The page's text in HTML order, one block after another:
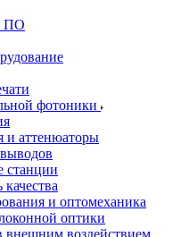
ПО
фотоники
и аттенюаторы
станции
и оптомеханика
оптики
внешним воздействием